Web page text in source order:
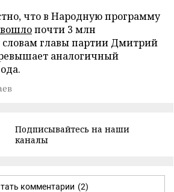
что в Народную программу
вошлопочти 3 млн
главы партии Дмитрий
аналогичный
Подписывайтесь на наши
каналы
комментарии (2)